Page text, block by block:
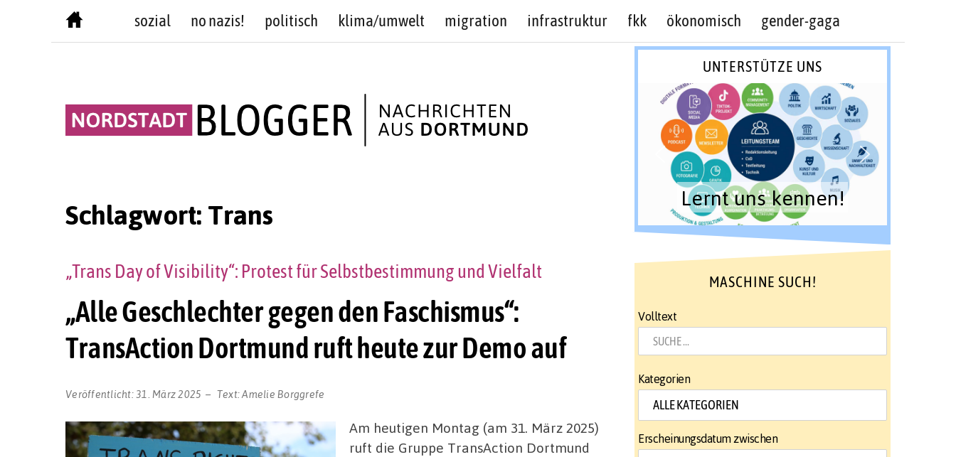
sozial no nazis! politisch klima/umwelt migration infrastruktur fkk ökonomisch gender-gaga
Schlagwort: Trans
„Alle Geschlechter gegen den Faschismus“:
TransAction Dortmund ruft heute zur Demo auf
„Trans Day of Visibility“: Protest für Selbstbestimmung und Vielfalt
Veröffentlicht:31. März 2025 Text:Amelie Borggrefe
Am heutigen Montag (am 31. März 2025)
ruft die Gruppe TransAction Dortmund
UNTERSTÜTZE UNS
Lernt uns kennen!
MASCHINE SUCH!
Volltext
Kategorien
Erscheinungsdatum zwischen